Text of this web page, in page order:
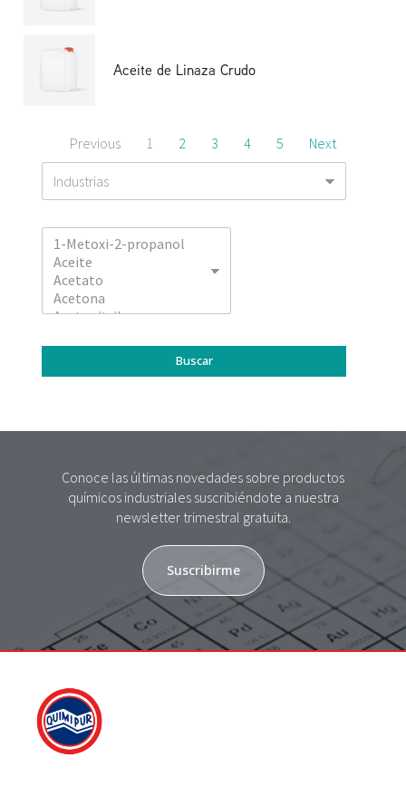
Aceite de Linaza Crudo
Previous 1 2 3 4 5 Next
Conoce las últimas novedades sobre productos
químicos industriales suscribiéndote a nuestra
newsletter trimestral gratuita.
Suscribirme